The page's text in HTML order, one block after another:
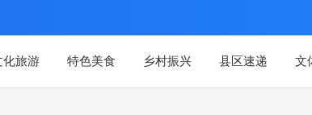
化旅游 特色美食 乡村振兴 县区速递 文